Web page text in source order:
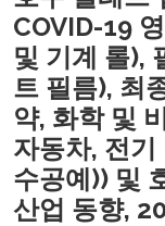
COVID-19
및 기계 롤),
트 필름), 최
약, 화학 및
자동차, 전기
수공예)) 및
산업 동향,